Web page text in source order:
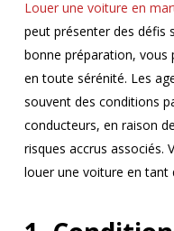
Louer une voiture en
peut présenter des défis
bonne préparation, vous
en toute sérénité. Les
souvent des conditions
conducteurs, en raison
risques accrus associés.
louer une voiture en tant